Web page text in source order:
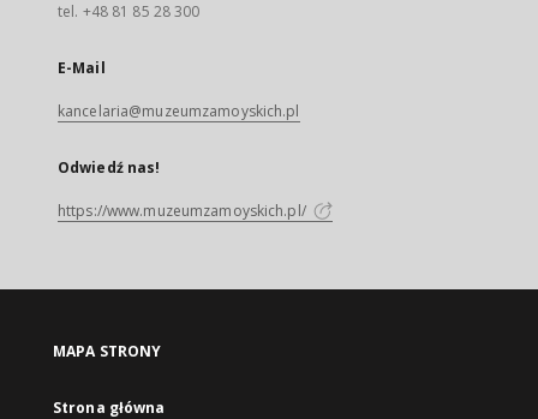
tel. +48 81 85 28 300
E-Mail
kancelaria@muzeumzamoyskich.pl
Odwiedź nas!
https://www.muzeumzamoyskich.pl/
MAPA STRONY
Strona główna